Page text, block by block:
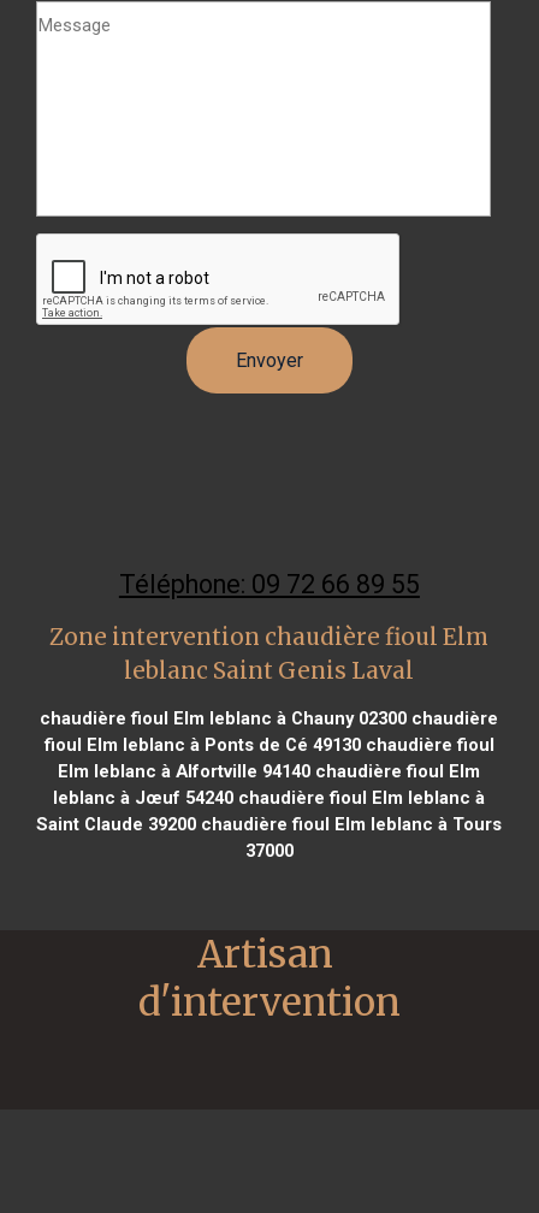
Téléphone: 09 72 66 89 55
Zone intervention chaudière fioul Elm
leblanc Saint Genis Laval
chaudière fioul Elm leblanc à Chauny 02300 chaudière
fioul Elm leblanc à Ponts de Cé 49130chaudière fioul
Elm leblanc à Alfortville 94140 chaudière fioul Elm
leblanc à Jœuf 54240 chaudière fioul Elm leblanc à
Saint Claude 39200 chaudière fioul Elm leblanc à Tours
37000
Artisan
d'intervention